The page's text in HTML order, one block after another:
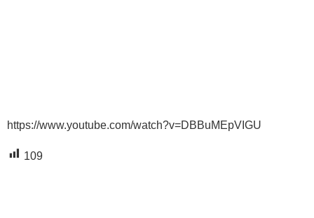
https://www.youtube.com/watch?v=DBBuMEpVIGU
109